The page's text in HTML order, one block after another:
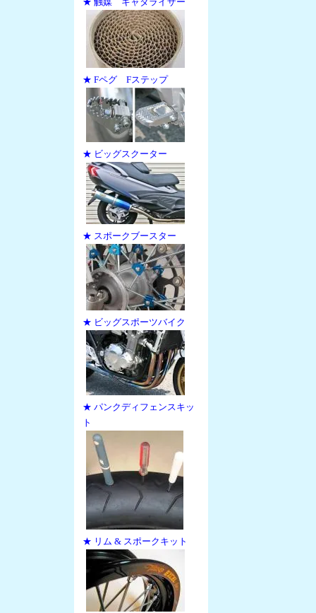
★ Fペグ Fステップ
★ ビッグスクーター
★ スポークブースター
★ ビッグスポーツバイク
★ パンクディフェンスキッ
ト
★ リム & スポークキット